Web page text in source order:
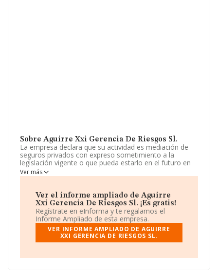
Sobre Aguirre Xxi Gerencia De Riesgos Sl.
La empresa declara que su actividad es mediación de
seguros privados con expreso sometimiento a la
legislación vigente o que pueda estarlo en el futuro en
materia de mediación de seguros privados. auxiliar
externo de seguros. servicios administrativos externos a
consultoría en general y gestión. La empresa es una
Sociedad Limitada. La actividad de referencia CNAE
corresponde a 'Actividades de contabilidad, teneduría de
libros, auditoría y asesoría fiscal', cuyo Código es 6920.
No realiza actividad de importación y/o exportación.
La compañíaAguirre Xxi Gerencia de Riesgos S.L
Calle Mariña Española núm. 23 4, (27002), Lugo, Galicia.
Ver más
Ver el informe ampliado de Aguirre
Xxi Gerencia De Riesgos Sl. ¡Es gratis!
Regístrate en eInforma y te regalamos el
Informe Ampliado de esta empresa.
VER INFORME AMPLIADO DE AGUIRRE
XXI GERENCIA DE RIESGOS SL.